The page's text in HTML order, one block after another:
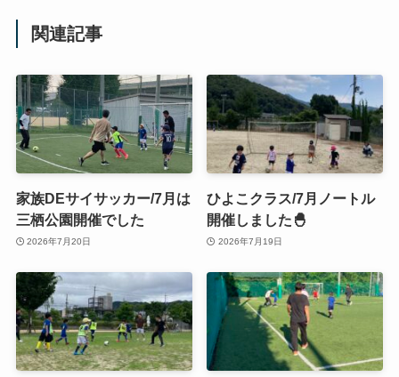
関連記事
家族DEサイサッカー/7月は
三栖公園開催でした
2026年7月20日
ひよこクラス/7月ノートル
開催しました🐣
2026年7月19日